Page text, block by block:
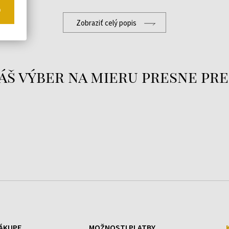
hodinkami
Swiss MilitaryZobraziť celý popis
výber na mieru presne pre